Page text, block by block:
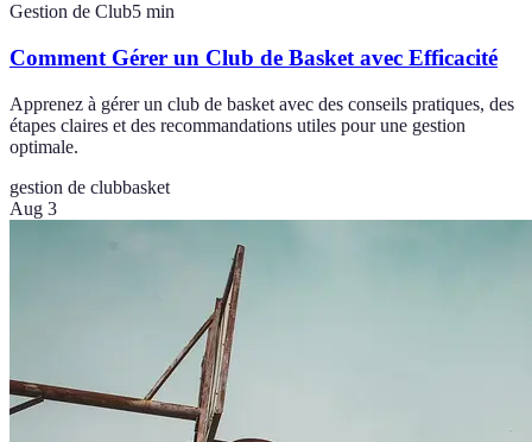
Gestion de Club5 min
Comment Gérer un Club de Basket avec Efficacité
Apprenez à gérer un club de basket avec des conseils pratiques, des
étapes claires et des recommandations utiles pour une gestion
optimale.
gestion de clubbasket
Aug 3